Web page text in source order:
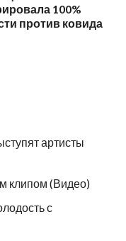
100%
против ковида
артисты
клипом (Видео)
с